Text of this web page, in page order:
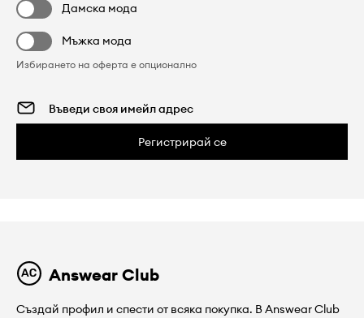
Дамска мода
Мъжка мода
Избирането на оферта е опционално
Регистрирай се
Answear Club
Създай профил и спести от всяка покупка. В Answear Club